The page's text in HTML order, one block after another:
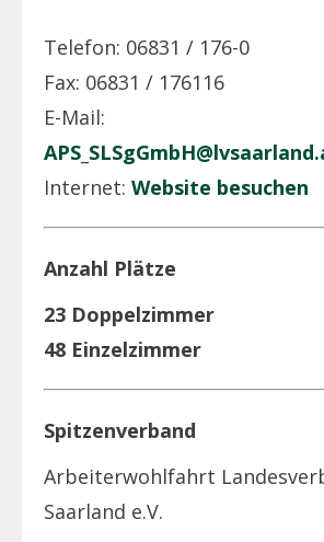
Telefon: 06831 / 176-0
Fax: 06831 / 176116
E-Mail:
Internet: Website besuchen
Anzahl Plätze
23 Doppelzimmer
48 Einzelzimmer
Spitzenverband
Arbeiterwohlfahrt
Saarland e.V.